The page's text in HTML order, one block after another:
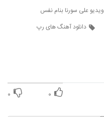
عاشق فروش از هاشور موزیک
علی سورنا بنام نفس
دانلود آهنگ های رپ
۰ ۰